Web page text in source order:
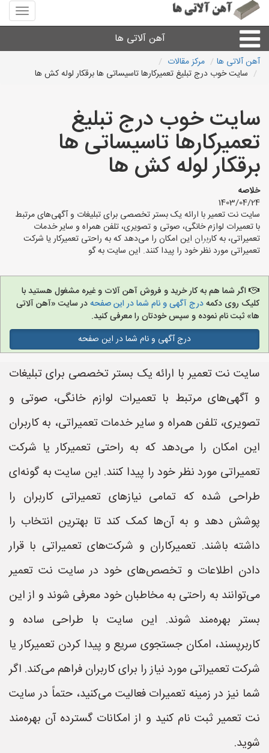
منوی
سایت
آلاتی
آهن آلاتی ها
میلگرد نبشی،مفتول
ورق
لوله و اتصالات
آهن آلاتی های شهرها
آهن آلاتی ها
مرکز مقالات
سایت خوب درج تبلیغ تعمیرکارها تاسیساتی ها برقکار لوله کش ها
سایت خوب درج تبلیغ
تعمیرکارها تاسیساتی ها
برقکار لوله کش ها
خلاصه
1403/04/24
سایت نت تعمیر با ارائه یک بستر تخصصی برای تبلیغات و آگهی‌های مرتبط
با تعمیرات لوازم خانگی، صوتی و تصویری، تلفن همراه و سایر خدمات
تعمیراتی، به کاربران این امکان را می‌دهد که به راحتی تعمیرکار یا شرکت
تعمیراتی مورد نظر خود را پیدا کنند. این سایت به گو
اگر شما هم به کار خرید و فروش آهن آلات و غیره مشغول هستید با
کلیک روی دکمهدرج آگهی و نام شما در این صفحهدر سایت «آهن آلاتی
ها» ثبت نام نموده و سپس خودتان را معرفی کنید.
درج آگهی و نام شما در این صفحه
سایت نت تعمیر با ارائه یک بستر تخصصی برای تبلیغات
و آگهی‌های مرتبط با تعمیرات لوازم خانگی، صوتی و
تصویری، تلفن همراه و سایر خدمات تعمیراتی، به کاربران
این امکان را می‌دهد که به راحتی تعمیرکار یا شرکت
تعمیراتی مورد نظر خود را پیدا کنند. این سایت به گونه‌ای
طراحی شده که تمامی نیازهای تعمیراتی کاربران را
پوشش دهد و به آن‌ها کمک کند تا بهترین انتخاب را
داشته باشند. تعمیرکاران و شرکت‌های تعمیراتی با قرار
دادن اطلاعات و تخصص‌های خود در سایت نت تعمیر
می‌توانند به راحتی به مخاطبان خود معرفی شوند و از این
بستر بهره‌مند شوند. این سایت با طراحی ساده و
کاربرپسند، امکان جستجوی سریع و پیدا کردن تعمیرکار یا
شرکت تعمیراتی مورد نیاز را برای کاربران فراهم می‌کند. اگر
شما نیز در زمینه تعمیرات فعالیت می‌کنید، حتماً در سایت
نت تعمیر ثبت نام کنید و از امکانات گسترده آن بهره‌مند
شوید.